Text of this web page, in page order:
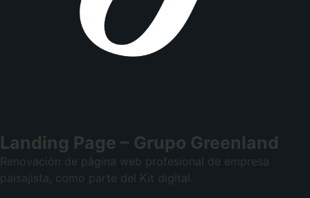
Landing Page – Grupo Greenland
Renovación de página web profesional de empresa
paisajista, como parte del Kit digital.